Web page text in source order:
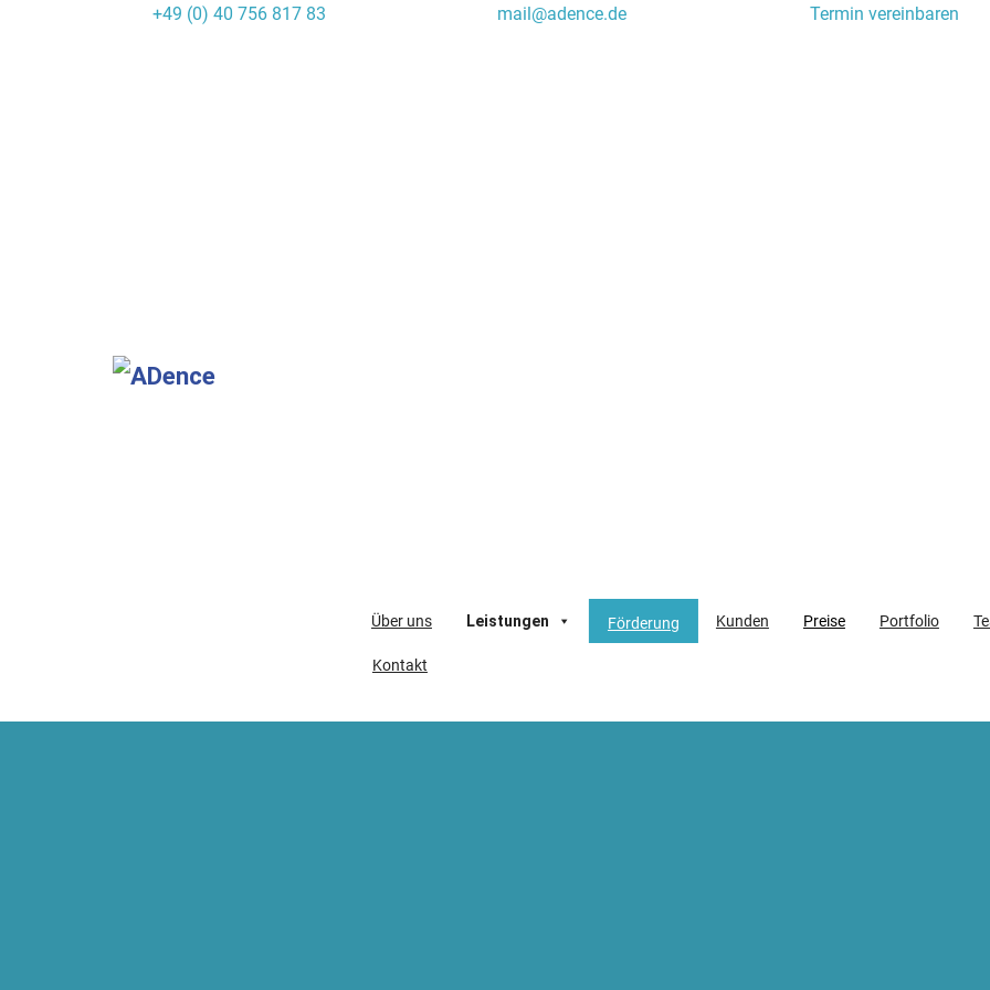
+49 (0) 40 756 817 83 mail@adence.de
Termin vereinbaren
Über uns Leistungen Förderung Kunden Preise Portfolio
Kontakt